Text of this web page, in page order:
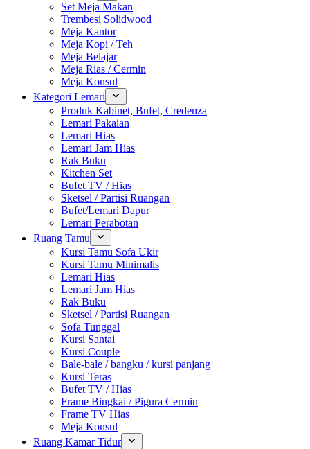
Set Meja Makan
Trembesi Solidwood
Meja Kantor
Meja Kopi / Teh
Meja Belajar
Meja Rias / Cermin
Meja Konsul
Kategori Lemari
Produk Kabinet, Bufet, Credenza
Lemari Pakaian
Lemari Hias
Lemari Jam Hias
Rak Buku
Kitchen Set
Bufet TV / Hias
Sketsel / Partisi Ruangan
Bufet/Lemari Dapur
Lemari Perabotan
Ruang Tamu
Kursi Tamu Sofa Ukir
Kursi Tamu Minimalis
Lemari Hias
Lemari Jam Hias
Rak Buku
Sketsel / Partisi Ruangan
Sofa Tunggal
Kursi Santai
Kursi Couple
Bale-bale / bangku / kursi panjang
Kursi Teras
Bufet TV / Hias
Frame Bingkai / Pigura Cermin
Frame TV Hias
Meja Konsul
Ruang Kamar Tidur